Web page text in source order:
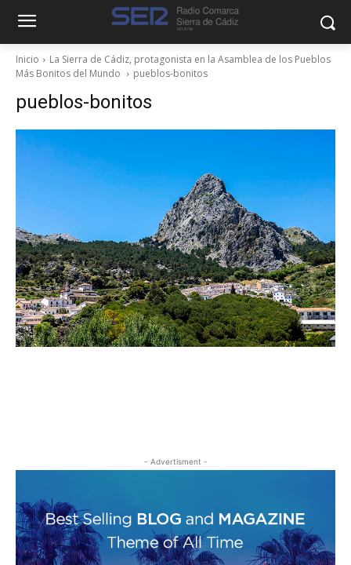
Inicio
La Sierra de Cádiz, protagonista en la Asamblea de los Pueblos
Más Bonitos del Mundo
pueblos-bonitos
pueblos-bonitos
- Advertisment -